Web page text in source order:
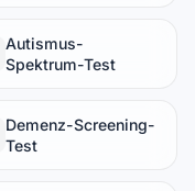
Autismus-
Spektrum-Test
Demenz-Screening-
Test